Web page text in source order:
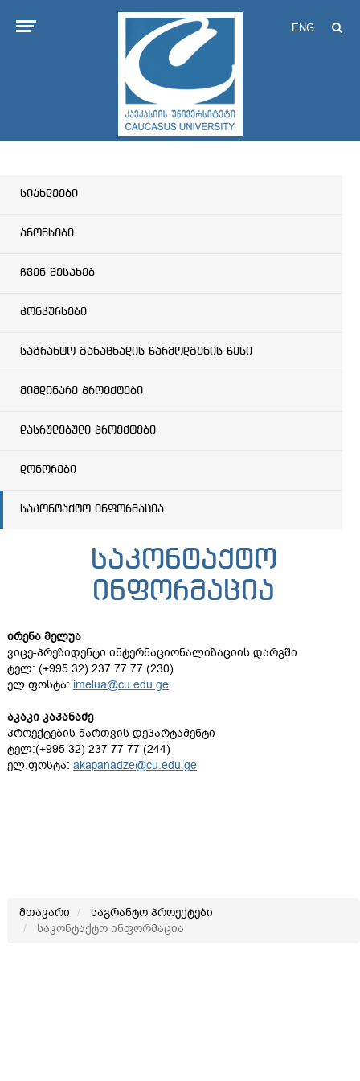
ENG
სიახლეები
ანონსები
ჩვენ შესახებ
კონკურსები
საგრანტო განაცხადის წარმოდგენის წესი
მიმდინარე პროექტები
დასრულებული პროექტები
დონორები
საკონტაქტო ინფორმაცია
საკონტაქტო
ინფორმაცია
ირენა მელუა
ვიცე-პრეზიდენტი ინტერნაციონალიზაციის დარგში
ტელ: (+995 32) 237 77 77 (230)
ელ.ფოსტა: imelua@cu.edu.ge
აკაკი კაპანაძე
პროექტების მართვის დეპარტამენტი
ტელ:(+995 32) 237 77 77 (244)
ელ.ფოსტა: akapanadze@cu.edu.ge
მთავარი
საგრანტო პროექტები
საკონტაქტო ინფორმაცია